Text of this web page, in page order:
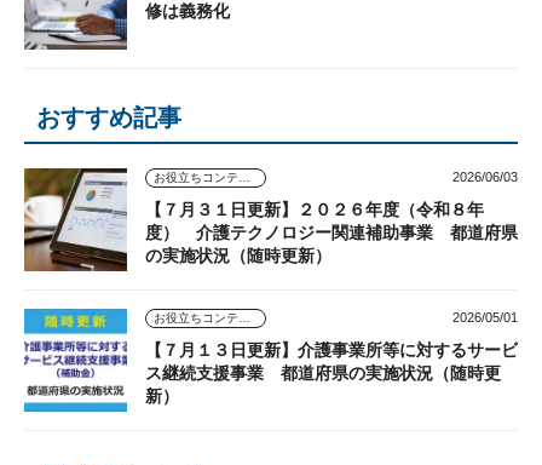
修は義務化
おすすめ記事
2026/06/03
【７月３１日更新】２０２６年度（令和８年
度） 介護テクノロジー関連補助事業 都道府県
の実施状況（随時更新）
2026/05/01
【７月１３日更新】介護事業所等に対するサービ
ス継続支援事業 都道府県の実施状況（随時更
新）